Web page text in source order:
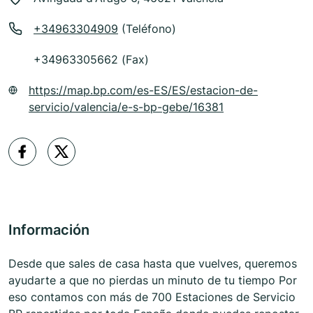
+34963304909 (Teléfono)
+34963305662 (Fax)
https://map.bp.com/es-ES/ES/estacion-de-
servicio/valencia/e-s-bp-gebe/16381
Información
Desde que sales de casa hasta que vuelves, queremos
ayudarte a que no pierdas un minuto de tu tiempo Por
eso contamos con más de 700 Estaciones de Servicio